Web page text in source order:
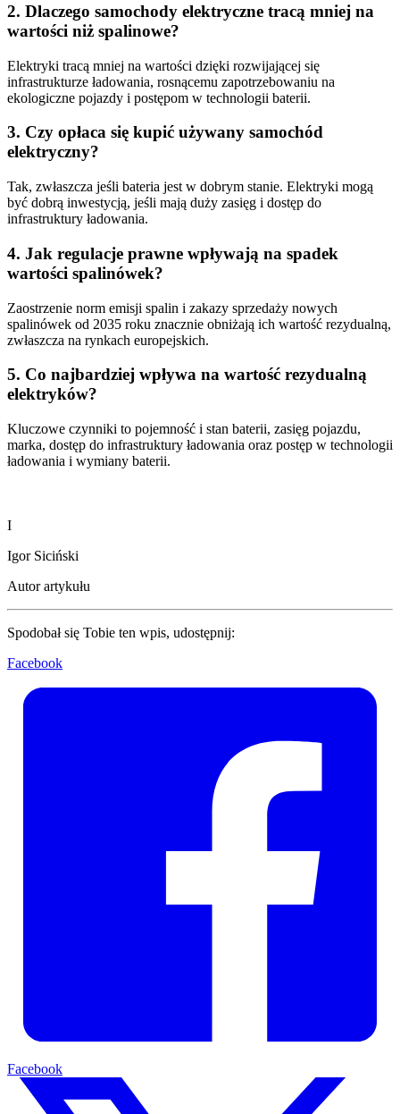
2. Dlaczego samochody elektryczne tracą mniej na
wartości niż spalinowe?
Elektryki tracą mniej na wartości dzięki rozwijającej się
infrastrukturze ładowania, rosnącemu zapotrzebowaniu na
ekologiczne pojazdy i postępom w technologii baterii.
3. Czy opłaca się kupić używany samochód
elektryczny?
Tak, zwłaszcza jeśli bateria jest w dobrym stanie. Elektryki mogą
być dobrą inwestycją, jeśli mają duży zasięg i dostęp do
infrastruktury ładowania.
4. Jak regulacje prawne wpływają na spadek
wartości spalinówek?
Zaostrzenie norm emisji spalin i zakazy sprzedaży nowych
spalinówek od 2035 roku znacznie obniżają ich wartość rezydualną,
zwłaszcza na rynkach europejskich.
5. Co najbardziej wpływa na wartość rezydualną
elektryków?
Kluczowe czynniki to pojemność i stan baterii, zasięg pojazdu,
marka, dostęp do infrastruktury ładowania oraz postęp w technologii
ładowania i wymiany baterii.
I
Igor Siciński
Autor artykułu
Spodobał się Tobie ten wpis, udostępnij:
Facebook
Facebook